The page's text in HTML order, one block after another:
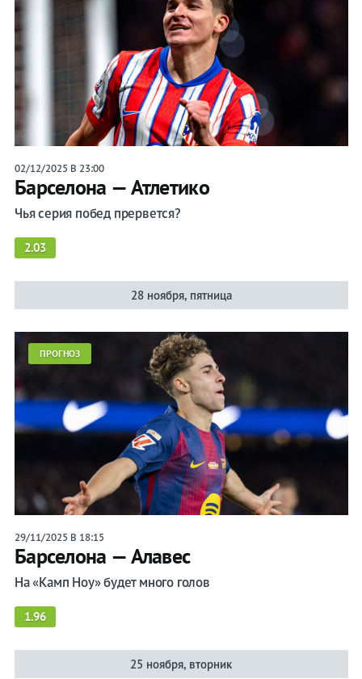
02/12/2025 В 23:00
Барселона — Атлетико
Чья серия побед прервется?
2.03
28 ноября, пятница
ПРОГНОЗ
29/11/2025 В 18:15
Барселона — Алавес
На «Камп Ноу» будет много голов
1.96
25 ноября, вторник